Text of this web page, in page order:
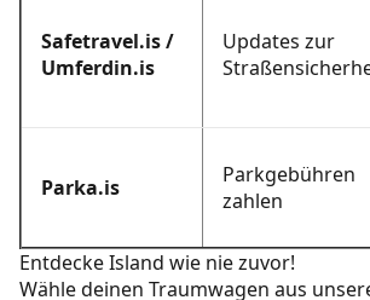
Safetravel.is/
Umferdin.is
Updates zur
Parka.is
Parkgebühren
zahlen
Entdecke Island wie nie zuvor!
Wähle deinen Traumwagen aus